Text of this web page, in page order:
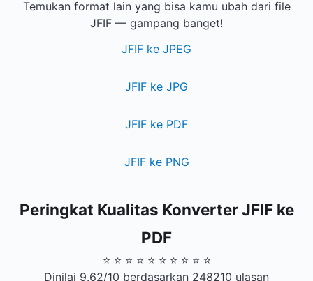
Temukan format lain yang bisa kamu ubah dari file
JFIF — gampang banget!
JFIF ke JPEG
JFIF ke JPG
JFIF ke PDF
JFIF ke PNG
Peringkat Kualitas Konverter JFIF ke
PDF
⭐ ⭐ ⭐ ⭐ ⭐ ⭐ ⭐ ⭐ ⭐ ⭐
Dinilai 9.62/10 berdasarkan 248210 ulasan